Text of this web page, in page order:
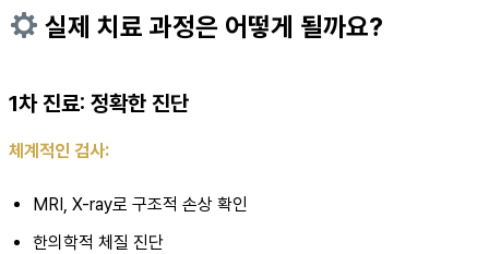
실제 치료 과정은 어떻게 될까요?
1차 진료: 정확한 진단
체계적인 검사:
MRI, X-ray로 구조적 손상 확인
한의학적 체질 진단